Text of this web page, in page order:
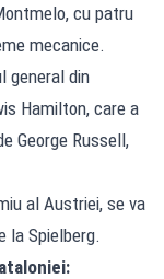
cu patru
mecanice.
general din
Hamilton, care a
George Russell,
al Austriei, se va
la Spielberg.